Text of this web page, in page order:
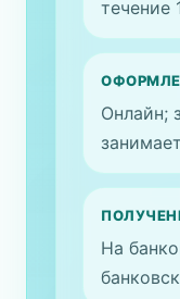
течение
Онлайн;
На